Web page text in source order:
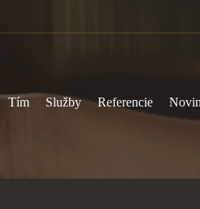
Tím Služby Referencie